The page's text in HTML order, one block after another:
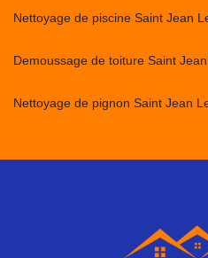
Nettoyage de piscine Saint Jean
Demoussage de toiture Saint
Nettoyage de pignon Saint Jean